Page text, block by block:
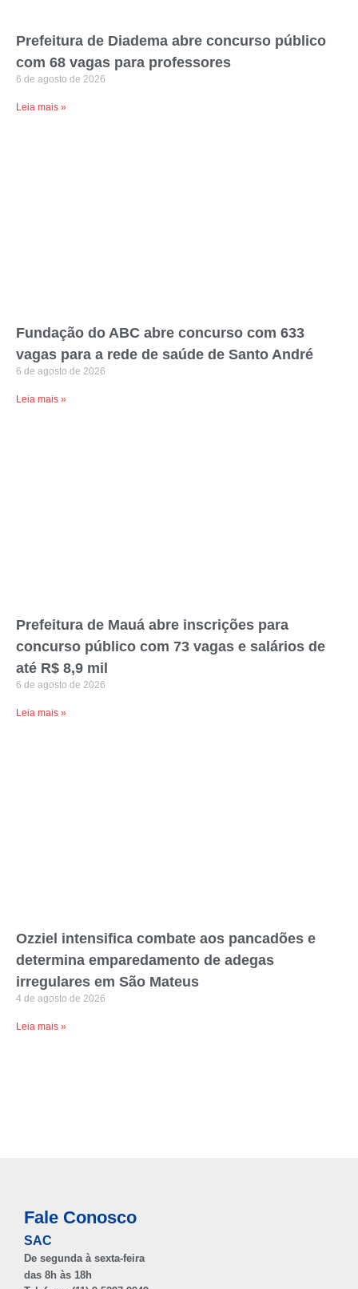
Prefeitura de Diadema abre concurso público
com 68 vagas para professores
6 de agosto de 2026
Leia mais »
Fundação do ABC abre concurso com 633
vagas para a rede de saúde de Santo André
6 de agosto de 2026
Leia mais »
Prefeitura de Mauá abre inscrições para
concurso público com 73 vagas e salários de
até R$ 8,9 mil
6 de agosto de 2026
Leia mais »
Ozziel intensifica combate aos pancadões e
determina emparedamento de adegas
irregulares em São Mateus
4 de agosto de 2026
Leia mais »
Fale Conosco
SAC
De segunda à sexta-feira
das 8h às 18h